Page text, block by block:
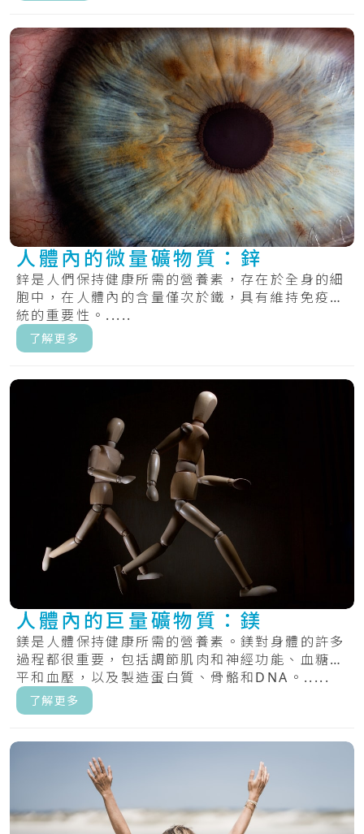
人體內的微量礦物質：鋅
鋅是人們保持健康所需的營養素，存在於全身的細
胞中，在人體內的含量僅次於鐵，具有維持免疫系
統的重要性。.....
了解更多
人體內的巨量礦物質：鎂
鎂是人體保持健康所需的營養素。鎂對身體的許多
過程都很重要，包括調節肌肉和神經功能、血糖水
平和血壓，以及製造蛋白質、骨骼和DNA。.....
了解更多